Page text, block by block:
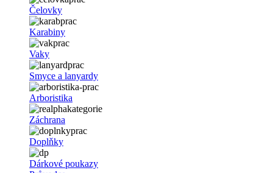
Čelovky
Karabiny
Vaky
Smyce a lanyardy
Arboristika
Záchrana
Doplňky
Dárkové poukazy